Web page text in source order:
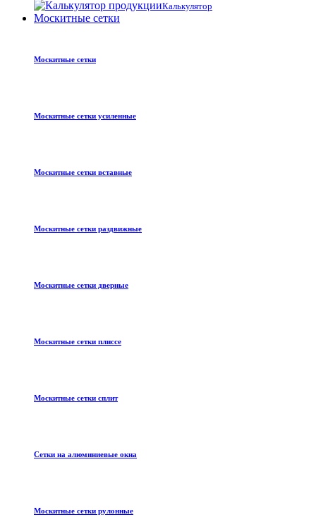
Калькулятор
Москитные сетки
Москитные сетки
Москитные сетки усиленные
Москитные сетки вставные
Москитные сетки раздвижные
Москитные сетки дверные
Москитные сетки плиссе
Москитные сетки сплит
Сетки на алюминиевые окна
Москитные сетки рулонные